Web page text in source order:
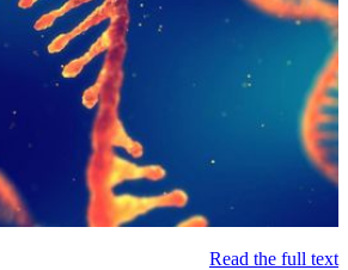
Read the full text